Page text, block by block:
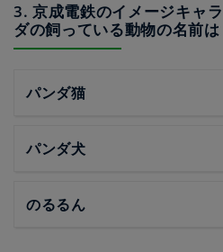
3. 京成電鉄のイメージキャ
ダの飼っている動物の名前は
パンダ猫
パンダ犬
のるるん